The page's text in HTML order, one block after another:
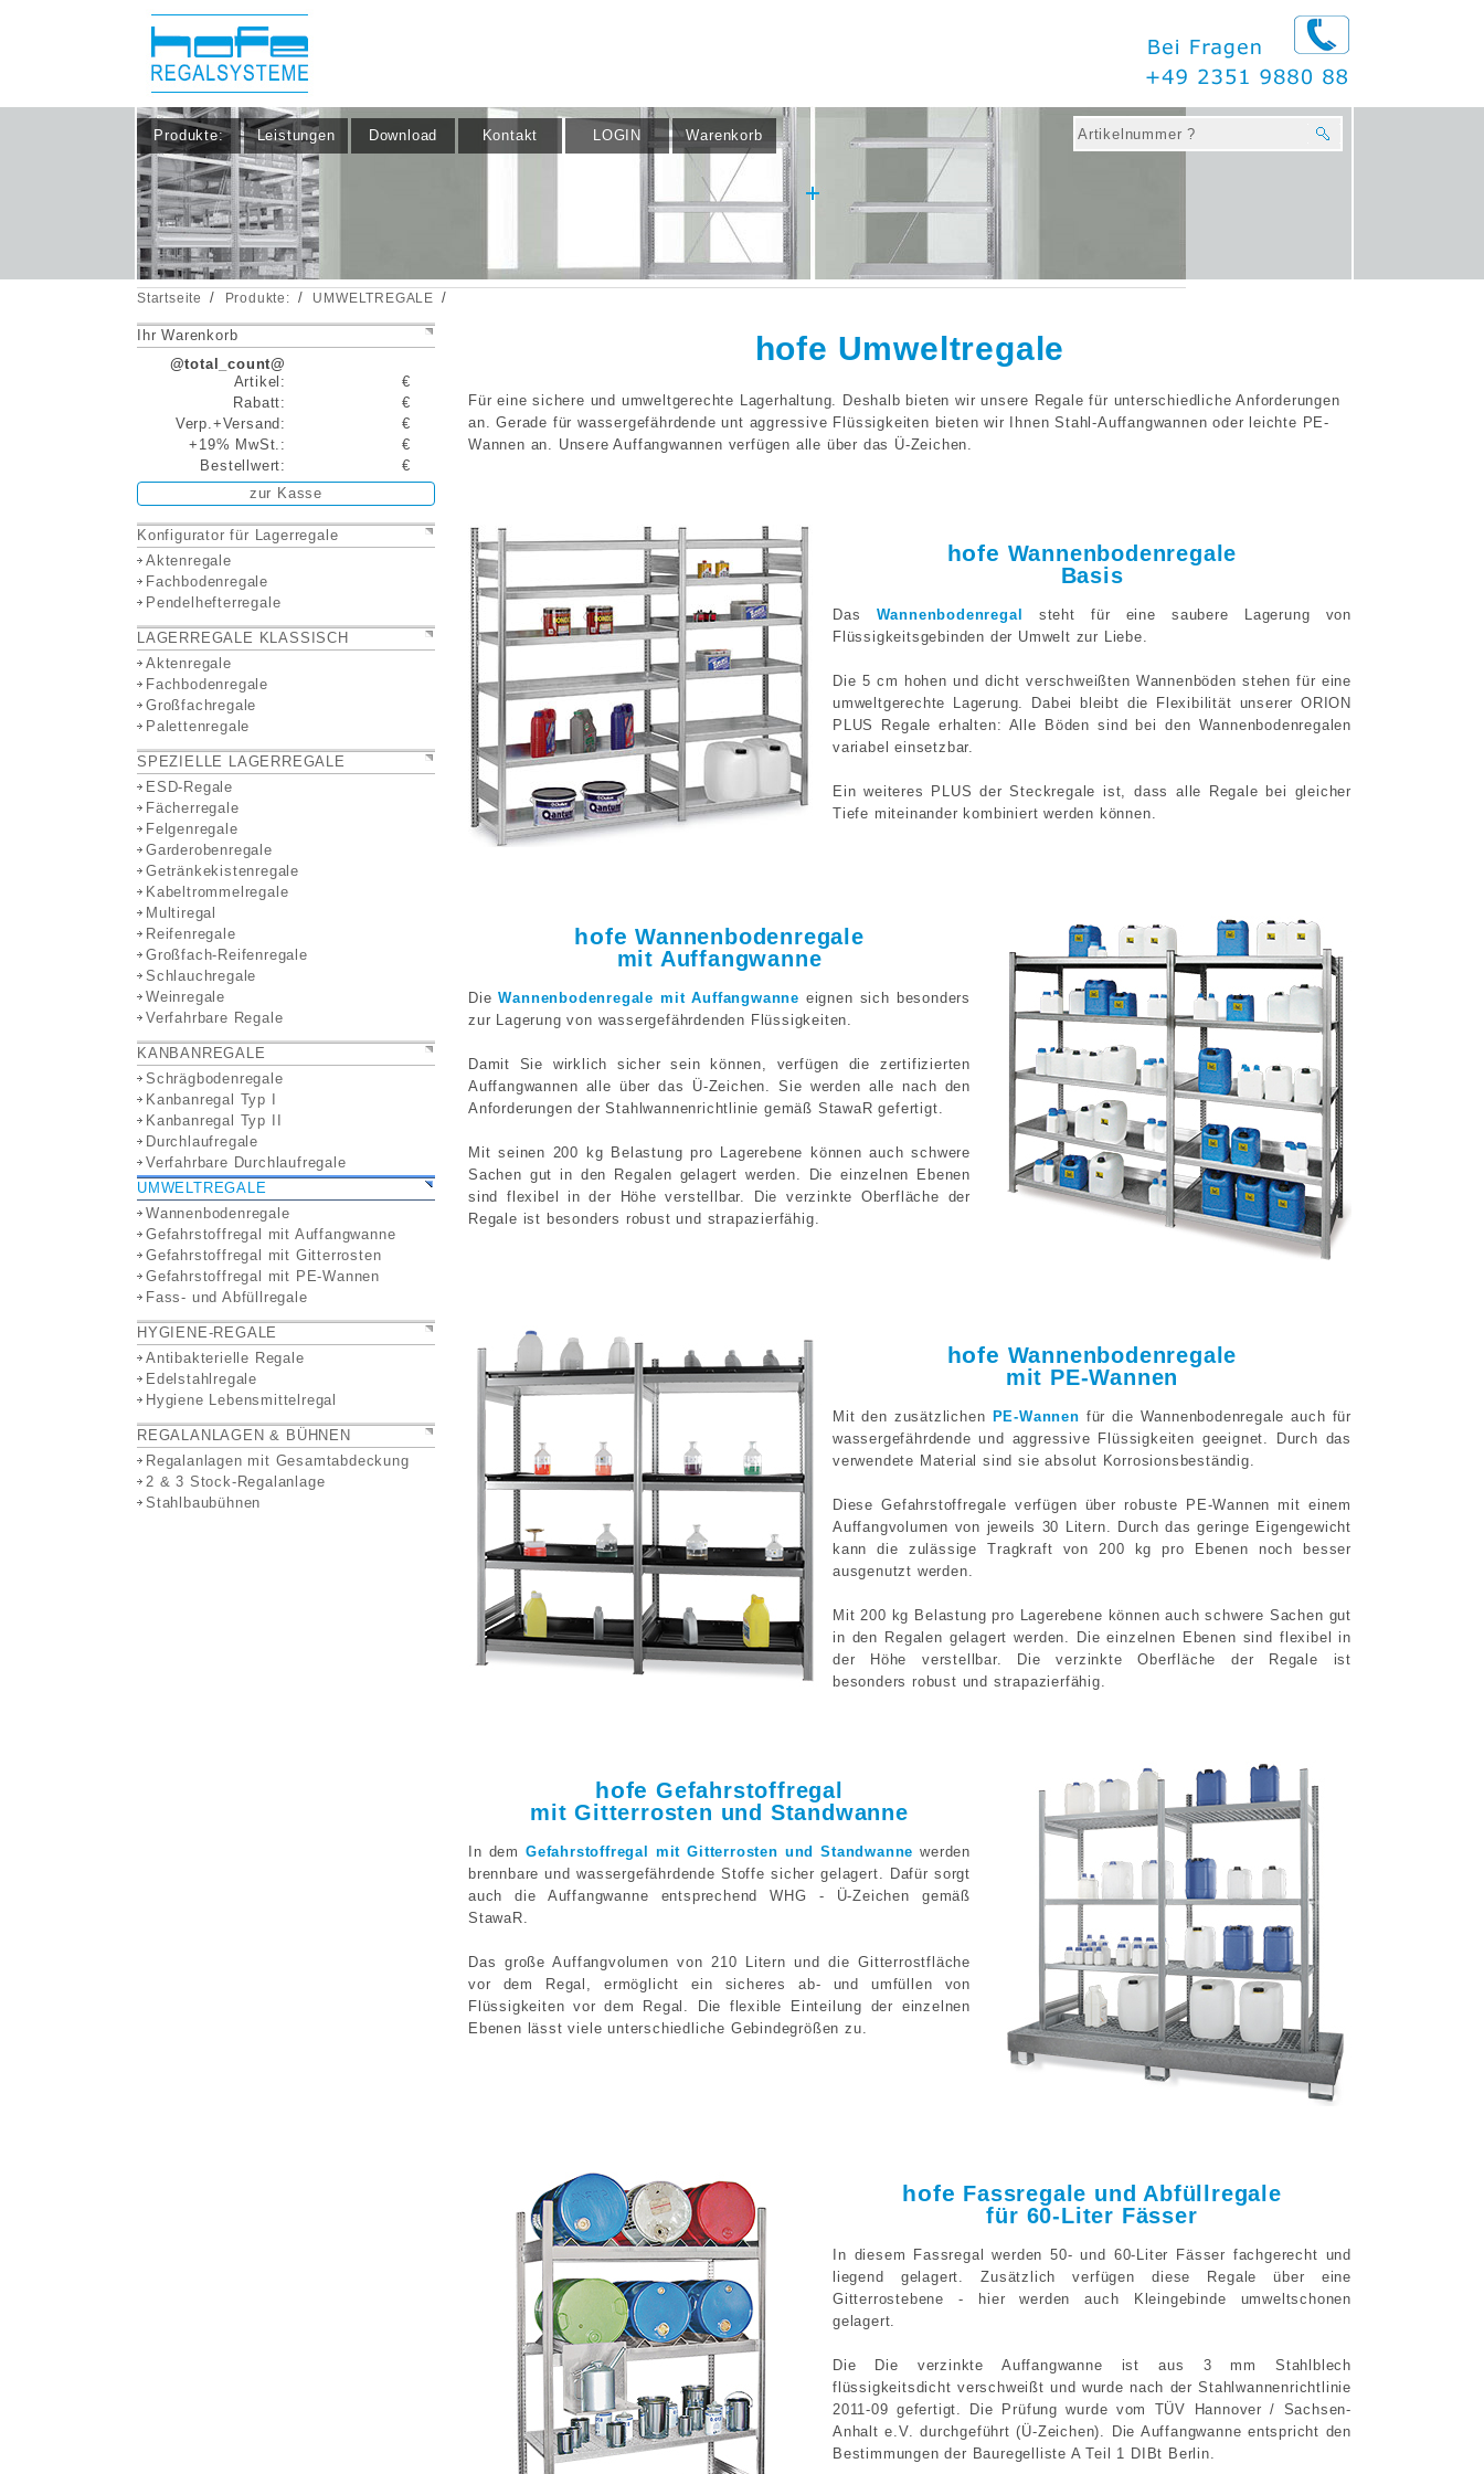
Produkte: Leistungen Download Kontakt LOGIN Warenkorb
Startseite / Produkte: / UMWELTREGALE /
Ihr Warenkorb
@total_count@
Artikel:
€
Rabatt:
€
Verp.+Versand:
€
+19% MwSt.:
€
Bestellwert:
€
zur Kasse
Konfigurator für Lagerregale
Aktenregale
Fachbodenregale
Pendelhefterregale
LAGERREGALE KLASSISCH
Aktenregale
Fachbodenregale
Großfachregale
Palettenregale
SPEZIELLE LAGERREGALE
ESD-Regale
Fächerregale
Felgenregale
Garderobenregale
Getränkekistenregale
Kabeltrommelregale
Multiregal
Reifenregale
Großfach-Reifenregale
Schlauchregale
Weinregale
Verfahrbare Regale
KANBANREGALE
Schrägbodenregale
Kanbanregal Typ I
Kanbanregal Typ II
Durchlaufregale
Verfahrbare Durchlaufregale
UMWELTREGALE
Wannenbodenregale
Gefahrstoffregal mit Auffangwanne
Gefahrstoffregal mit Gitterrosten
Gefahrstoffregal mit PE-Wannen
Fass- und Abfüllregale
HYGIENE-REGALE
Antibakterielle Regale
Edelstahlregale
Hygiene Lebensmittelregal
REGALANLAGEN & BÜHNEN
Regalanlagen mit Gesamtabdeckung
2 & 3 Stock-Regalanlage
Stahlbaubühnen
hofe Umweltregale
Für eine sichere und umweltgerechte Lagerhaltung. Deshalb bieten wir unsere Regale für unterschiedliche Anforderungen
an. Gerade für wassergefährdende unt aggressive Flüssigkeiten bieten wir Ihnen Stahl-Auffangwannen oder leichte PE-
Wannen an. Unsere Auffangwannen verfügen alle über das Ü-Zeichen.
hofe Wannenbodenregale
Basis
Das Wannenbodenregal
steht für eine saubere Lagerung von
Flüssigkeitsgebinden der Umwelt zur Liebe.
Die 5 cm hohen und dicht verschweißten Wannenböden stehen für eine
umweltgerechte Lagerung. Dabei bleibt die Flexibilität unserer ORION
PLUS Regale erhalten: Alle Böden sind bei den Wannenbodenregalen
variabel einsetzbar.
Ein weiteres PLUS der Steckregale ist, dass alle Regale bei gleicher
Tiefe miteinander kombiniert werden können.
hofeWannenbodenregale
mit Auffangwanne
DieWannenbodenregale mit Auffangwanne eignen sich besonders
zur Lagerung von wassergefährdenden Flüssigkeiten.
Damit Sie wirklich sicher sein können, verfügen die zertifizierten
Auffangwannen alle über das Ü-Zeichen. Sie werden alle nach den
Anforderungen der Stahlwannenrichtlinie gemäß StawaR gefertigt.
Mit seinen 200 kg Belastung pro Lagerebene können auch schwere
Sachen gut in den Regalen gelagert werden. Die einzelnen Ebenen
sind flexibel in der Höhe verstellbar. Die verzinkte Oberfläche der
Regale ist besonders robust und strapazierfähig.
hofe Wannenbodenregale
mit PE-Wannen
Mit den zusätzlichen PE-Wannen für die Wannenbodenregale auch für
wassergefährdende und aggressive Flüssigkeiten geeignet. Durch das
verwendete Material sind sie absolut Korrosionsbeständig.
Diese Gefahrstoffregale verfügen über robuste PE-Wannen mit einem
Auffangvolumen von jeweils 30 Litern. Durch das geringe Eigengewicht
kann die zulässige Tragkraft von 200 kg pro Ebenen noch besser
ausgenutzt werden.
Mit 200 kg Belastung pro Lagerebene können auch schwere Sachen gut
in den Regalen gelagert werden. Die einzelnen Ebenen sind flexibel in
der Höhe verstellbar. Die verzinkte Oberfläche der Regale ist
besonders robust und strapazierfähig.
hofeGefahrstoffregal
mit Gitterrosten und Standwanne
In dem Gefahrstoffregal mit Gitterrosten und Standwanne werden
brennbare und wassergefährdende Stoffe sicher gelagert. Dafür sorgt
auch die Auffangwanne entsprechend WHG - Ü-Zeichen gemäß
StawaR.
Das große Auffangvolumen von 210 Litern und die Gitterrostfläche
vor dem Regal, ermöglicht ein sicheres ab- und umfüllen von
Flüssigkeiten vor dem Regal. Die flexible Einteilung der einzelnen
Ebenen lässt viele unterschiedliche Gebindegrößen zu.
hofe Fassregale und Abfüllregale
für 60-Liter Fässer
In diesem Fassregal werden 50- und 60-Liter Fässer fachgerecht und
liegend gelagert. Zusätzlich verfügen diese Regale über eine
Gitterrostebene - hier werden auch Kleingebinde umweltschonen
gelagert.
Die Die verzinkte Auffangwanne ist aus 3 mm Stahlblech
flüssigkeitsdicht verschweißt und wurde nach der Stahlwannenrichtlinie
2011-09 gefertigt. Die Prüfung wurde vom TÜV Hannover / Sachsen-
Anhalt e.V. durchgeführt (Ü-Zeichen). Die Auffangwanne entspricht den
Bestimmungen der Bauregelliste A Teil 1 DIBt Berlin.